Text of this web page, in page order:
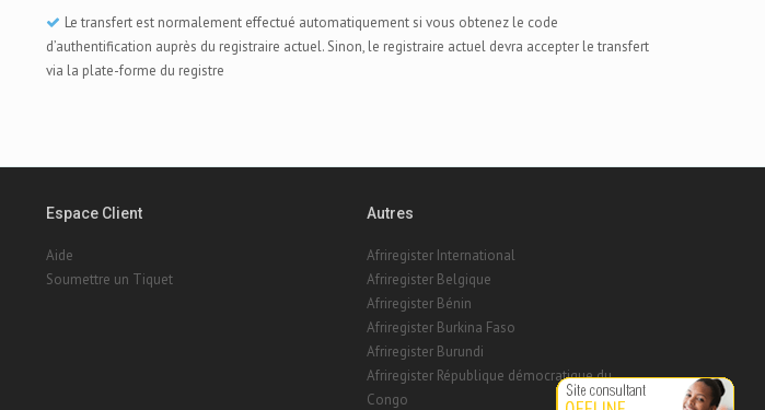
Le transfert est normalement effectué automatiquement si vous obtenez le code
d’authentification auprès du registraire actuel. Sinon, le registraire actuel devra accepter le transfert
via la plate-forme du registre
Espace Client
Aide
Soumettre un Tiquet
Autres
Afriregister International
Afriregister Belgique
Afriregister Bénin
Afriregister Burkina Faso
Afriregister Burundi
Afriregister République démocratique du
Congo